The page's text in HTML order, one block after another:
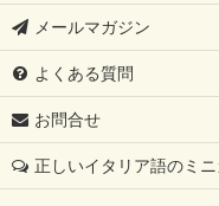
メールマガジン
よくある質問
お問合せ
正しいイタリア語のミニ